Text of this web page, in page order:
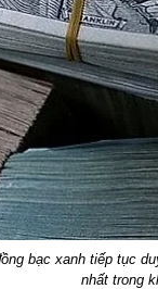
bạc xanh tiếp tục
nhất trong